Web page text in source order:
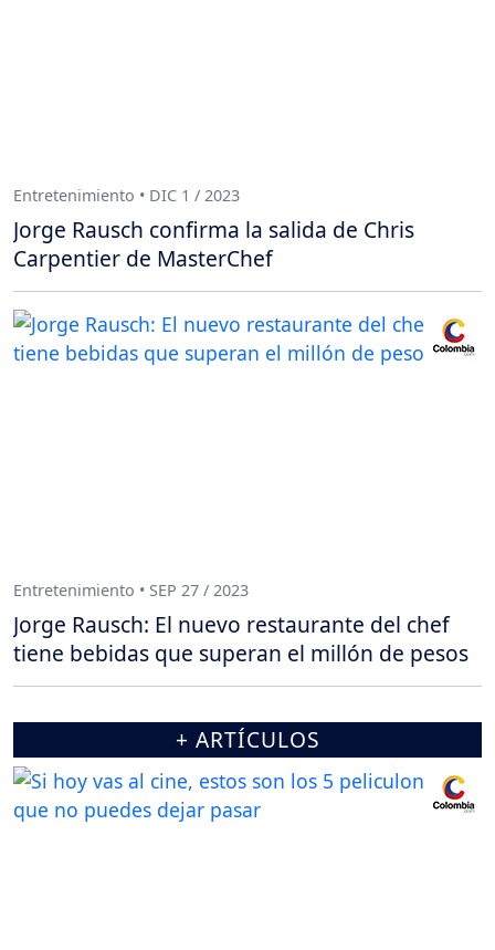
Entretenimiento • DIC 1 / 2023
Jorge Rausch confirma la salida de Chris
Carpentier de MasterChef
Entretenimiento • SEP 27 / 2023
Jorge Rausch: El nuevo restaurante del chef
tiene bebidas que superan el millón de pesos
+ ARTÍCULOS